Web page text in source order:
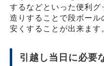
するなどといった便利
造りすることで段ボー
安くすることが出来ます。
引越し当日に必要